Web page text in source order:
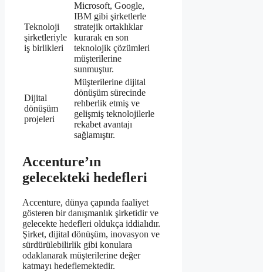
Teknoloji
şirketleriyle
iş birlikleri
Microsoft, Google,
IBM gibi şirketlerle
stratejik ortaklıklar
kurarak en son
teknolojik çözümleri
müşterilerine
sunmuştur.
Dijital
dönüşüm
projeleri
Müşterilerine dijital
dönüşüm sürecinde
rehberlik etmiş ve
gelişmiş teknolojilerle
rekabet avantajı
sağlamıştır.
Accenture’ın
gelecekteki hedefleri
Accenture, dünya çapında faaliyet
gösteren bir danışmanlık şirketidir ve
gelecekte hedefleri oldukça iddialıdır.
Şirket, dijital dönüşüm, inovasyon ve
sürdürülebilirlik gibi konulara
odaklanarak müşterilerine değer
katmayı hedeflemektedir.